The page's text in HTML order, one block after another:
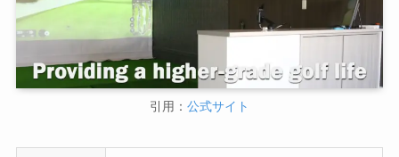
引用： 公式サイト